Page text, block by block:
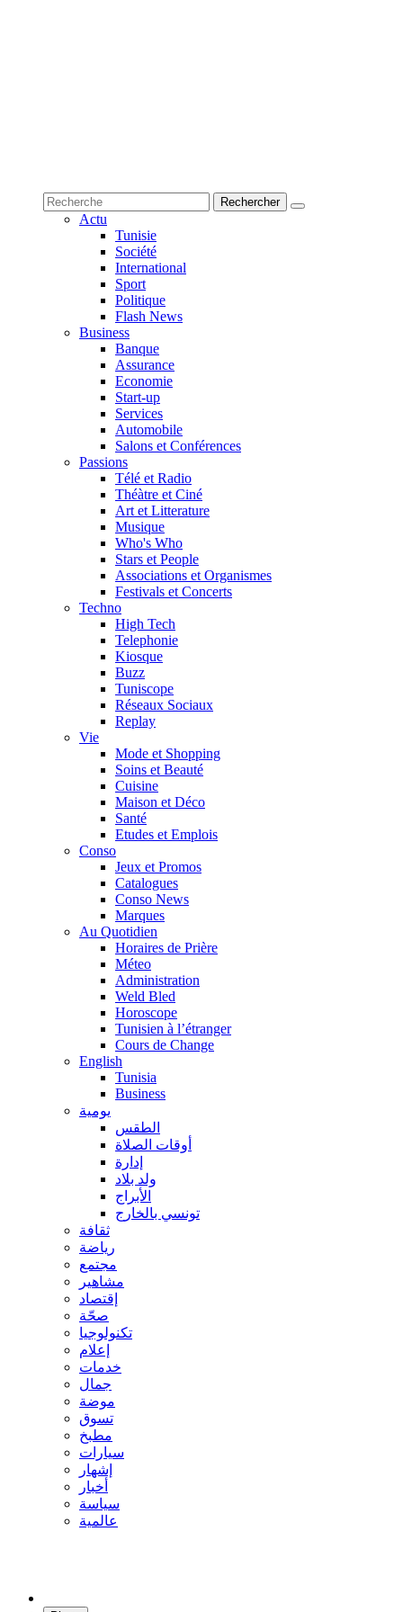
Actu
Tunisie
Société
International
Sport
Politique
Flash News
Business
Banque
Assurance
Economie
Start-up
Services
Automobile
Salons et Conférences
Passions
Télé et Radio
Théàtre et Ciné
Art et Litterature
Musique
Who's Who
Stars et People
Associations et Organismes
Festivals et Concerts
Techno
High Tech
Telephonie
Kiosque
Buzz
Tuniscope
Réseaux Sociaux
Replay
Vie
Mode et Shopping
Soins et Beauté
Cuisine
Maison et Déco
Santé
Etudes et Emplois
Conso
Jeux et Promos
Catalogues
Conso News
Marques
Au Quotidien
Horaires de Prière
Méteo
Administration
Weld Bled
Horoscope
Tunisien à l’étranger
Cours de Change
English
Tunisia
Business
يومية
الطقس
أوقات الصلاة
إدارة
ولد بلاد
الأبراج
تونسي بالخارج
ثقافة
رياضة
مجتمع
مشاهير
إقتصاد
صحّة
تكنولوجيا
إعلام
خدمات
جمال
موضة
تسوق
مطبخ
سيارات
إشهار
أخبار
سياسة
عالمية